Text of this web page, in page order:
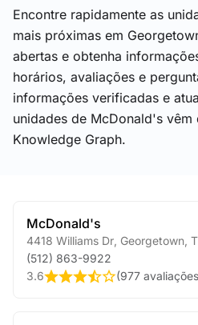
Encontre rapidamente as
mais próximas em
abertas e obtenha
horários, avaliações e
informações verificadas e
unidades de McDonald's vêm
Knowledge Graph.
McDonald's
4418 Williams Dr Georgetown
(512) 863-9922
3.6
(977 avaliações